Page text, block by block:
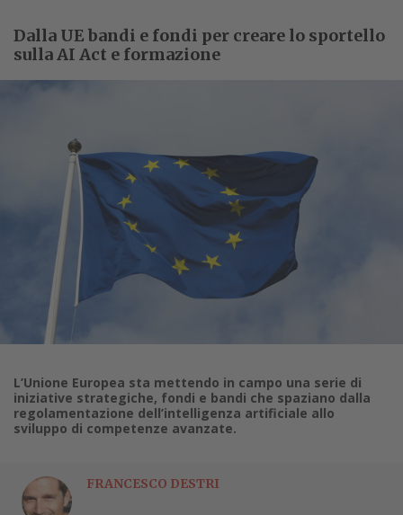
Dalla UE bandi e fondi per creare lo sportello
sulla AI Act e formazione
L’Unione Europea sta mettendo in campo una serie di
iniziative strategiche, fondi e bandi che spaziano dalla
regolamentazione dell’intelligenza artificiale allo
sviluppo di competenze avanzate.
FRANCESCO DESTRI